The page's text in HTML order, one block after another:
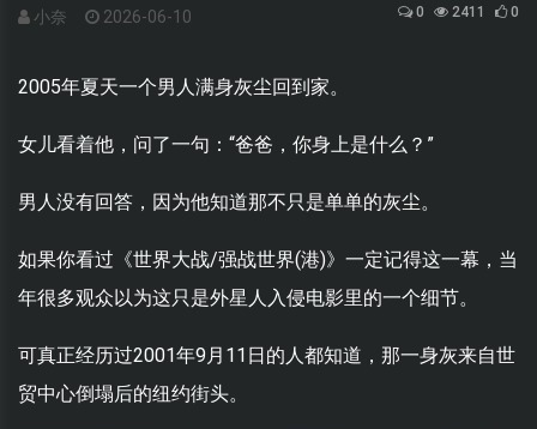
小奈 2026-06-10 0 2411 0
2005年夏天一个男人满身灰尘回到家。
女儿看着他，问了一句：“爸爸，你身上是什么？”
男人没有回答，因为他知道那不只是单单的灰尘。
如果你看过《世界大战/强战世界(港)》一定记得这一幕，当
年很多观众以为这只是外星人入侵电影里的一个细节。
可真正经历过2001年9月11日的人都知道，那一身灰来自世
贸中心倒塌后的纽约街头。